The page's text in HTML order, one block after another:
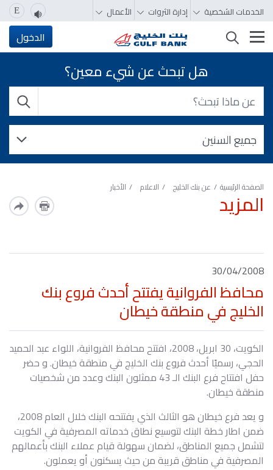
الخدمات الشخصية إدارة الثروات الأعمال E
تغيير التصفّح الدخول
هل تبحث عن شيء معين؟
الصفحة الرئيسية عن بنك الخليج الاعلام الأخبار
المزيد
30/04/2008
محافظ الفروانية يفتتح أحدث فروع بنك
الخليج في منطقة خيطان
الكويت، 30 ابريل، 2008، افتتح محافظ الفروانية، اللواء عبد الحميد
الحجي، رسميًا أحدث فروع بنك الخليج في منطقة خيطان. و حضر
حفل افتتاح فرع البنك الـ 43 ممثلون البنك وعدد من شخصيات
منطقة خيطان.
و يعد فرع خيطان هو الثالث الذي يفتتحه البنك خلال العام 2008،
ضمن اطار خطة البنك لتوسيع نطاق خدماته المصرفية في الكويت
لتشمل جميع المناطق، لضمان سهولة قيام عملاء البنك بأعمالهم
المصرفية في مناطق قريبة من حيث يسكنون أو يعملون.